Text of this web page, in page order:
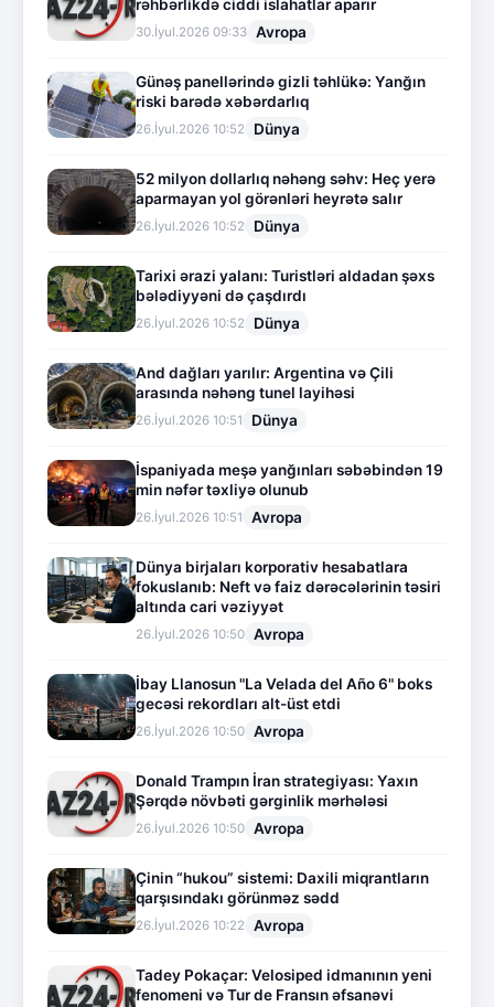
rəhbərlikdə ciddi islahatlar aparır
30.İyul.2026 09:33 Avropa
Günəş panellərində gizli təhlükə: Yanğın
riski barədə xəbərdarlıq
26.İyul.2026 10:52 Dünya
52 milyon dollarlıq nəhəng səhv: Heç yerə
aparmayan yol görənləri heyrətə salır
26.İyul.2026 10:52 Dünya
Tarixi ərazi yalanı: Turistləri aldadan şəxs
bələdiyyəni də çaşdırdı
26.İyul.2026 10:52 Dünya
And dağları yarılır: Argentina və Çili
arasında nəhəng tunel layihəsi
26.İyul.2026 10:51 Dünya
İspaniyada meşə yanğınları səbəbindən 19
min nəfər təxliyə olunub
26.İyul.2026 10:51 Avropa
Dünya birjaları korporativ hesabatlara
fokuslanıb: Neft və faiz dərəcələrinin təsiri
altında cari vəziyyət
26.İyul.2026 10:50 Avropa
İbay Llanosun "La Velada del Año 6" boks
gecəsi rekordları alt-üst etdi
26.İyul.2026 10:50 Avropa
Donald Trampın İran strategiyası: Yaxın
Şərqdə növbəti gərginlik mərhələsi
26.İyul.2026 10:50 Avropa
Çinin “hukou” sistemi: Daxili miqrantların
qarşısındakı görünməz sədd
26.İyul.2026 10:22 Avropa
Tadey Pokaçar: Velosiped idmanının yeni
fenomeni və Tur de Fransın əfsanəvi